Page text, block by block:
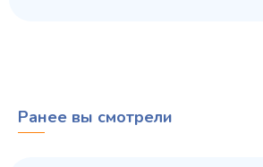
Ранее вы смотрели